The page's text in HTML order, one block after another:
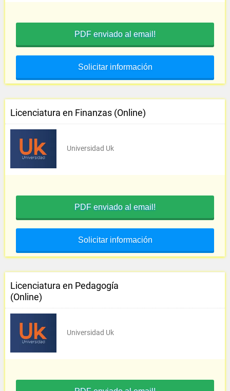
PDF enviado al email!
Solicitar información
Licenciatura en Finanzas (Online)
Universidad Uk
PDF enviado al email!
Solicitar información
Licenciatura en Pedagogía
(Online)
Universidad Uk